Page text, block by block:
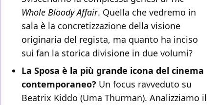
Whole Bloody Affair. Quella che vedremo in
sala è la concretizzazione della visione
originaria del regista, ma quanto ha inciso
sui fan la storica divisione in due volumi?
La Sposa è la più grande icona del cinema
contemporaneo? Un focus ravveduto su
Beatrix Kiddo (Uma Thurman). Analizziamo il